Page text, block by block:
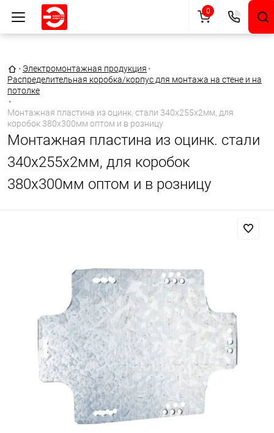
Главная страница
• Электромонтажная продукция •
Распределительная коробка/корпус для монтажа на стене и на
потолке
•
Монтажная пластина из оцинк. стали 340х255х2мм, для
коробок 380х300мм оптом и в розницу
Монтажная пластина из оцинк. стали
340х255х2мм, для коробок
380х300мм оптом и в розницу
0